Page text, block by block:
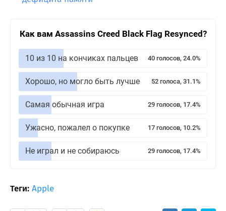
Как вам Assassins Creed Black Flag Resynced?
10 из 10 на кончиках пальцев 40 голосов, 24.0%
Хорошо, но могло быть лучше 52 голоса, 31.1%
Самая обычная игра 29 голосов, 17.4%
Ужасно, пожалел о покупке 17 голосов, 10.2%
Не играл и не собираюсь 29 голосов, 17.4%
Теги: Apple